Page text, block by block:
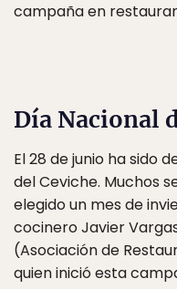
campaña en
Día Nacional
El 28 de junio ha sido
del Ceviche. Muchos
elegido un mes de
cocinero Javier
(Asociación de
quien inició esta